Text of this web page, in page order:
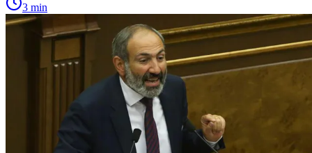
3 min